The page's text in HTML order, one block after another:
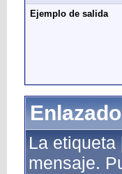
Ejemplo de salida
La etiqueta
mensaje.